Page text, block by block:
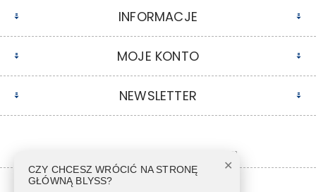
INFORMACJE
MOJE KONTO
NEWSLETTER
✕
CZY CHCESZ WRÓCIĆ NA STRONĘ
GŁÓWNĄ BLYSS?